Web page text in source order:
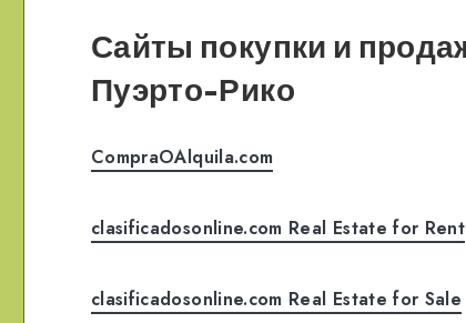
Сайты покупки и
Пуэрто-Рико
CompraOAlquila.com
clasificadosonline.com Real Estate for Rent
clasificadosonline.com Real Estate for Sale